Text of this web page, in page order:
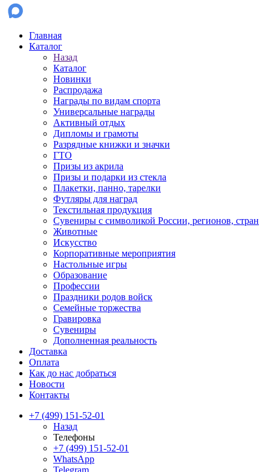
Главная
Каталог
Назад
Каталог
Новинки
Распродажа
Награды по видам спорта
Универсальные награды
Активный отдых
Дипломы и грамоты
Разрядные книжки и значки
ГТО
Призы из акрила
Призы и подарки из стекла
Плакетки, панно, тарелки
Футляры для наград
Текстильная продукция
Сувениры с символикой России, регионов, стран
Животные
Искусство
Корпоративные мероприятия
Настольные игры
Образование
Профессии
Праздники родов войск
Семейные торжества
Гравировка
Сувениры
Дополненная реальность
Доставка
Оплата
Как до нас добраться
Новости
Контакты
+7 (499) 151-52-01
Назад
Телефоны
+7 (499) 151-52-01
WhatsApp
Telegram